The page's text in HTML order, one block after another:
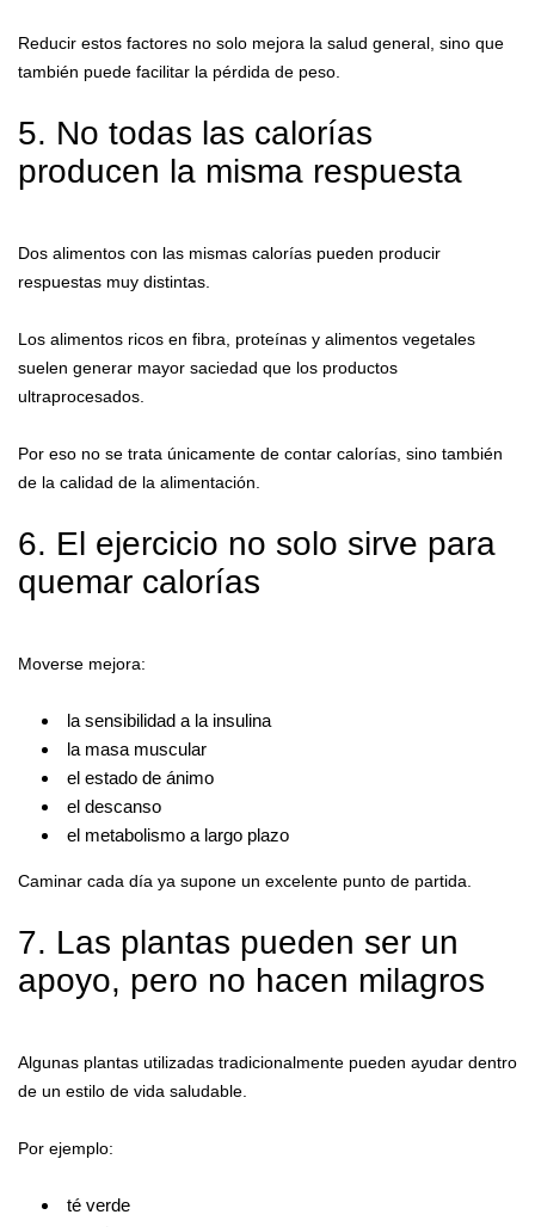
Reducir estos factores no solo mejora la salud general, sino que
también puede facilitar la pérdida de peso.
5. No todas las calorías
producen la misma respuesta
Dos alimentos con las mismas calorías pueden producir
respuestas muy distintas.
Los alimentos ricos en fibra, proteínas y alimentos vegetales
suelen generar mayor saciedad que los productos
ultraprocesados.
Por eso no se trata únicamente de contar calorías, sino también
de la calidad de la alimentación.
6. El ejercicio no solo sirve para
quemar calorías
Moverse mejora:
la sensibilidad a la insulina
la masa muscular
el estado de ánimo
el descanso
el metabolismo a largo plazo
Caminar cada día ya supone un excelente punto de partida.
7. Las plantas pueden ser un
apoyo, pero no hacen milagros
Algunas plantas utilizadas tradicionalmente pueden ayudar dentro
de un estilo de vida saludable.
Por ejemplo:
té verde